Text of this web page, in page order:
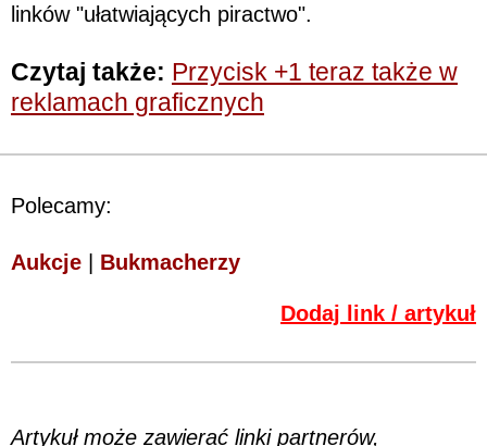
linków "ułatwiających piractwo".
Czytaj także: Przycisk +1 teraz także w
reklamach graficznych
Polecamy:
Aukcje Bukmacherzy
Dodaj link / artykuł
Artykuł może zawierać linki partnerów,